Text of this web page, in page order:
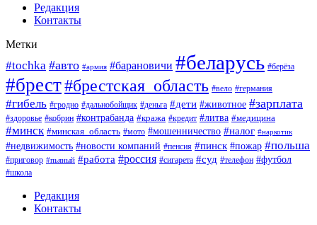
Редакция
Контакты
Метки
#tochka #авто #армия #барановичи #беларусь #берёза
#брест#брестская_область #вело #германия
#гибель #гродно #дальнобойщик #деньга #дети #животное #зарплата
#здоровье #кобрин #контрабанда #кража #кредит #литва #медицина
#минск #минская_область #мото #мошенничество #налог #наркотик
#недвижимость #новости компаний #пенсия #пинск #пожар #польша
#приговор #пьяный #работа #россия #сигарета #суд #телефон #футбол
#школа
Редакция
Контакты